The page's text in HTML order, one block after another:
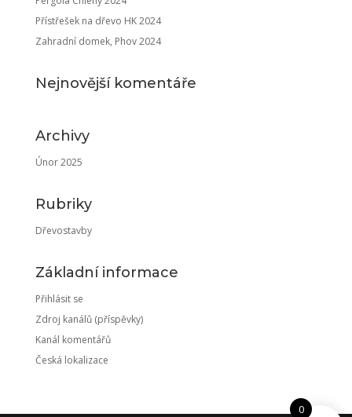
Přístřešek na dřevo HK 2024
Zahradní domek, Phov 2024
Nejnovější komentáře
Archivy
Únor 2025
Rubriky
Dřevostavby
Základní informace
Přihlásit se
Zdroj kanálů (příspěvky)
Kanál komentářů
Česká lokalizace
0